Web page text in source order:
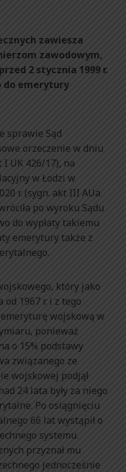
zawiesza
zawodowym,
2 stycznia 1999 r.
do emerytury
sprawie Sąd
orzeczenie w dniu
I UK 426/17), na
w Łodzi w
r. (sygn. akt III AUa
po wyroku Sądu
do wypłaty takiemu
emerytury także z
który jako
od 1967 r. i z tego
emeryturę wojskową w
ponieważ
o 15% podstawy
związanego ze
wojskowej podjął
24 lata były za niego
Po osiągnięciu
66 lat wystąpił o
systemu.
przyznał mu
jednocześnie